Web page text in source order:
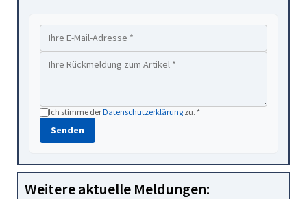
Ich stimme derDatenschutzerklärung zu. *
Senden
Weitere aktuelle Meldungen: